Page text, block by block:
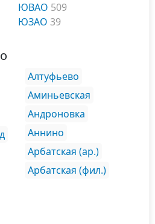
ЮВАО 509
ЮЗАО 39
Алтуфьево
Аминьевская
Андроновка
Аннино
Арбатская (ар.)
Арбатская (фил.)